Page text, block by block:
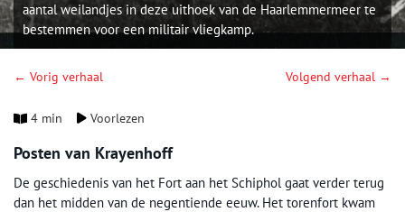
aantal weilandjes in deze uithoek van de Haarlemmermeer te
bestemmen voor een militair vliegkamp.
← Vorig verhaal Volgend verhaal →
4 min Voorlezen
Posten van Krayenhoff
De geschiedenis van het Fort aan het Schiphol gaat verder terug
dan het midden van de negentiende eeuw. Het torenfort kwam